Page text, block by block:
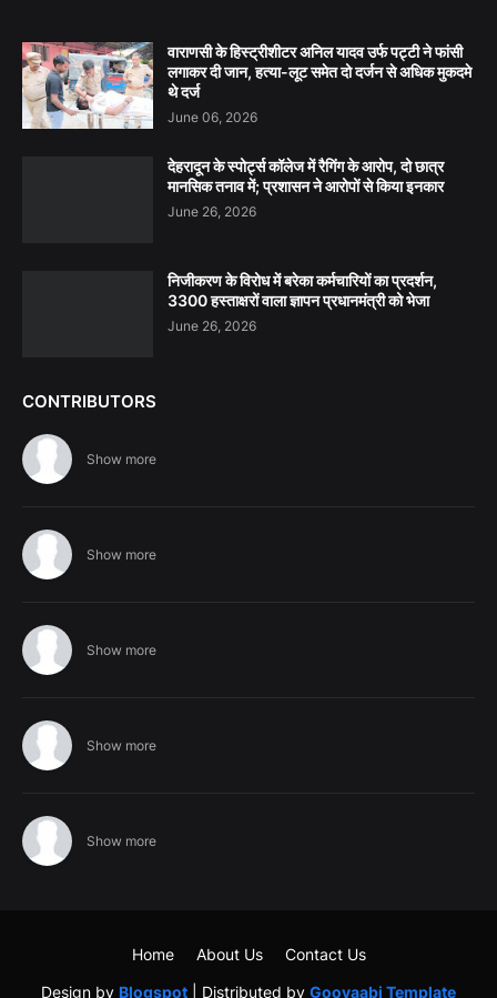
वाराणसी के हिस्ट्रीशीटर अनिल यादव उर्फ पट्टी ने फांसी
लगाकर दी जान, हत्या-लूट समेत दो दर्जन से अधिक मुकदमे
थे दर्ज
June 06, 2026
देहरादून के स्पोर्ट्स कॉलेज में रैगिंग के आरोप, दो छात्र
मानसिक तनाव में; प्रशासन ने आरोपों से किया इनकार
June 26, 2026
निजीकरण के विरोध में बरेका कर्मचारियों का प्रदर्शन,
3300 हस्ताक्षरों वाला ज्ञापन प्रधानमंत्री को भेजा
June 26, 2026
CONTRIBUTORS
Show more
Show more
Show more
Show more
Show more
Design by Blogspot | Distributed by Gooyaabi Template
Home About Us Contact Us